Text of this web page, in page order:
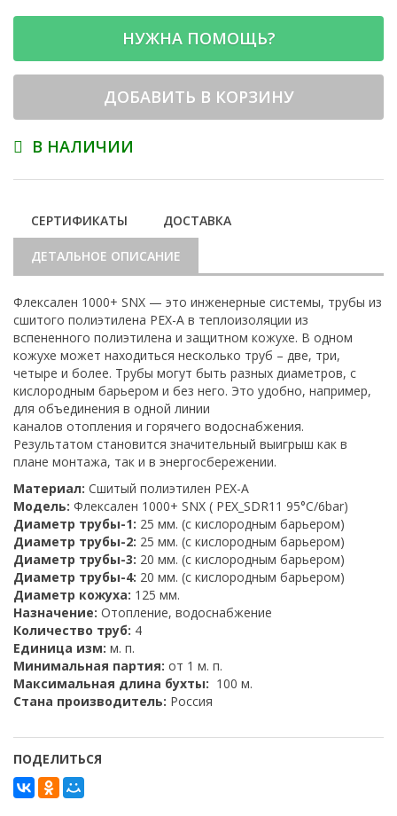
НУЖНА ПОМОЩЬ?
ДОБАВИТЬ В КОРЗИНУ
В НАЛИЧИИ
СЕРТИФИКАТЫ ДОСТАВКА
ДЕТАЛЬНОЕ ОПИСАНИЕ
Флексален 1000+ SNX — это инженерные системы, трубы из
сшитого полиэтилена PEX-A в теплоизоляции из
вспененного полиэтилена и защитном кожухе. В одном
кожухе может находиться несколько труб – две, три,
четыре и более. Трубы могут быть разных диаметров, с
кислородным барьером и без него. Это удобно, например,
для объединения в одной линии
каналов отопления и горячего водоснабжения.
Результатом становится значительный выигрыш как в
плане монтажа, так и в энергосбережении.
Материал: Сшитый полиэтилен PEX-A
Модель: Флексален 1000+ SNX ( PEX_SDR11 95°C/6bar)
Диаметр трубы-1: 25 мм. (с кислородным барьером)
Диаметр трубы-2: 25 мм. (с кислородным барьером)
Диаметр трубы-3: 20 мм. (с кислородным барьером)
Диаметр трубы-4: 20 мм. (с кислородным барьером)
Диаметр кожуха: 125 мм.
Назначение: Отопление, водоснабжение
Количество труб: 4
Единица изм: м. п.
Минимальная партия: от 1 м. п.
Максимальная длина бухты: 100 м.
Стана производитель: Россия
ПОДЕЛИТЬСЯ